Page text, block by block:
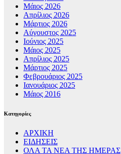
Μάιος 2026
Απρίλιος 2026
Μάρτιος 2026
Αύγουστος 2025
Ιούνιος 2025
Μάιος 2025
Απρίλιος 2025
Μάρτιος 2025
Φεβρουάριος 2025
Ιανουάριος 2025
Μάιος 2016
Kατηγορίες
ΑΡΧΙΚΗ
ΕΙΔΗΣΕΙΣ
ΟΛΑ ΤΑ ΝΕΑ ΤΗΣ ΗΜΕΡΑΣ